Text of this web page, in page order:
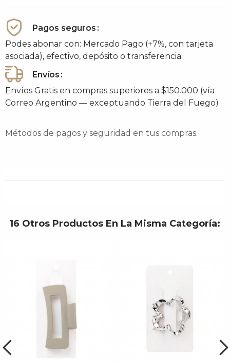
Pagos seguros
Podes abonar con: Mercado Pago (+7%, con tarjeta
asociada), efectivo, depósito o transferencia.
Envíos
Envíos Gratis en compras superiores a $150.000 (vía
Correo Argentino — exceptuando Tierra del Fuego)
Métodos de pagos y seguridad en tus compras.
16 Otros Productos En La Misma Categoría: